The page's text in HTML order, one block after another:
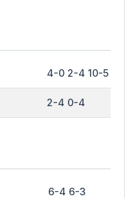
4-0 2-4 10-5
2-4 0-4
6-4 6-3